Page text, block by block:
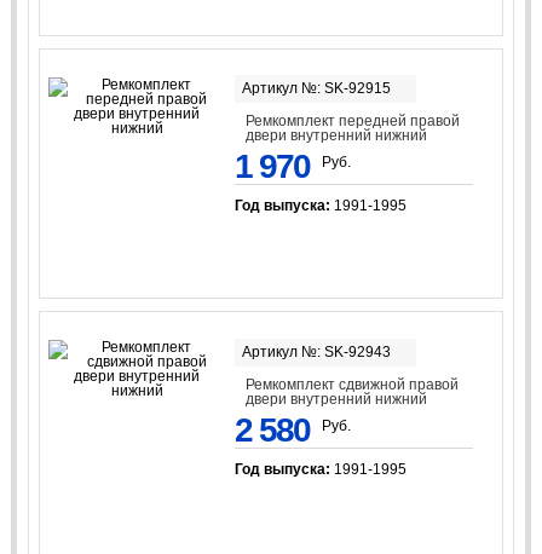
Артикул №: SK-92915
Ремкомплект передней правой
двери внутренний нижний
1 970 Руб.
Год выпуска: 1991-1995
Артикул №: SK-92943
Ремкомплект сдвижной правой
двери внутренний нижний
2 580 Руб.
Год выпуска: 1991-1995